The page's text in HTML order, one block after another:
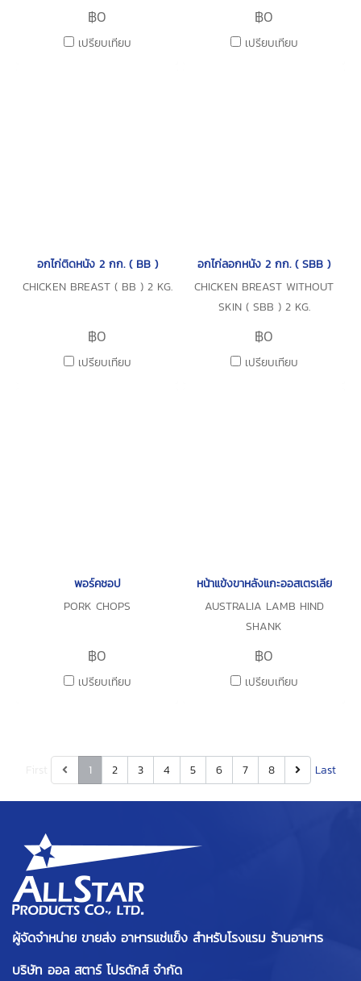
฿0
เปรียบเทียบ
฿0
เปรียบเทียบ
อกไก่ติดหนัง 2 กก. ( BB )
CHICKEN BREAST ( BB ) 2 KG.
฿0
เปรียบเทียบ
อกไก่ลอกหนัง 2 กก. ( SBB )
CHICKEN BREAST WITHOUT
SKIN ( SBB ) 2 KG.
฿0
เปรียบเทียบ
พอร์คชอป
PORK CHOPS
฿0
เปรียบเทียบ
หน้าแข้งขาหลังแกะออสเตรเลีย
AUSTRALIA LAMB HIND
SHANK
฿0
เปรียบเทียบ
1 2 3 4 5 6 7 8 Last
ผู้จัดจำหน่าย ขายส่ง อาหารแช่แข็ง สำหรับโรงแรม ร้านอาหาร
บริษัท ออล สตาร์ โปรดักส์ จำกัด